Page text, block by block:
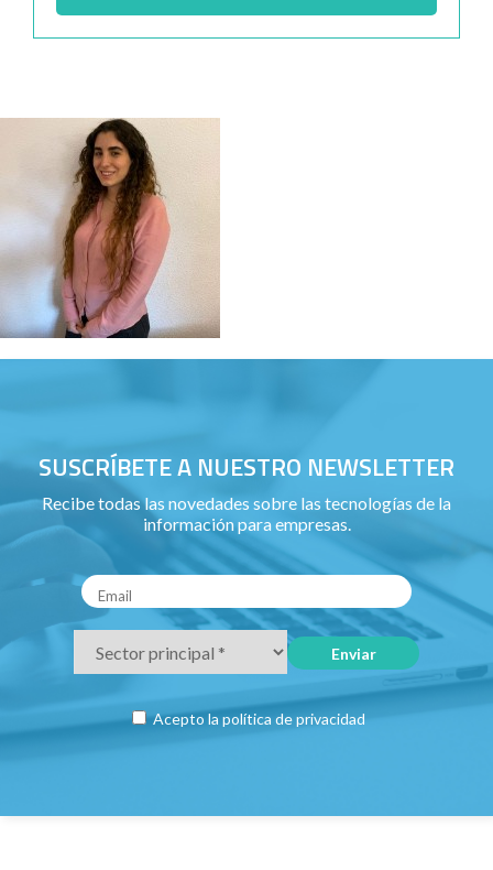
SUSCRÍBETE A NUESTRO NEWSLETTER
Recibe todas las novedades sobre las tecnologías de la
información para empresas.
Acepto la política de privacidad